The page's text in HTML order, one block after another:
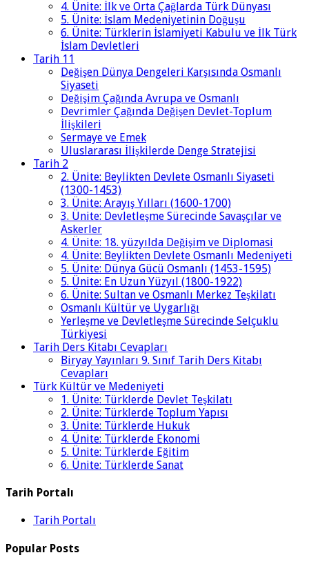
4. Ünite: İlk ve Orta Çağlarda Türk Dünyası
5. Ünite: İslam Medeniyetinin Doğuşu
6. Ünite: Türklerin İslamiyeti Kabulu ve İlk Türk
İslam Devletleri
Tarih 11
Değişen Dünya Dengeleri Karşısında Osmanlı
Siyaseti
Değişim Çağında Avrupa ve Osmanlı
Devrimler Çağında Değişen Devlet-Toplum
İlişkileri
Sermaye ve Emek
Uluslararası İlişkilerde Denge Stratejisi
Tarih 2
2. Ünite: Beylikten Devlete Osmanlı Siyaseti
(1300-1453)
3. Ünite: Arayış Yılları (1600-1700)
3. Ünite: Devletleşme Sürecinde Savaşçılar ve
Askerler
4. Ünite: 18. yüzyılda Değişim ve Diplomasi
4. Ünite: Beylikten Devlete Osmanlı Medeniyeti
5. Ünite: Dünya Gücü Osmanlı (1453-1595)
5. Ünite: En Uzun Yüzyıl (1800-1922)
6. Ünite: Sultan ve Osmanlı Merkez Teşkilatı
Osmanlı Kültür ve Uygarlığı
Yerleşme ve Devletleşme Sürecinde Selçuklu
Türkiyesi
Tarih Ders Kitabı Cevapları
Biryay Yayınları 9. Sınıf Tarih Ders Kitabı
Cevapları
Türk Kültür ve Medeniyeti
1. Ünite: Türklerde Devlet Teşkilatı
2. Ünite: Türklerde Toplum Yapısı
3. Ünite: Türklerde Hukuk
4. Ünite: Türklerde Ekonomi
5. Ünite: Türklerde Eğitim
6. Ünite: Türklerde Sanat
Tarih Portalı
Tarih Portalı
Popular Posts